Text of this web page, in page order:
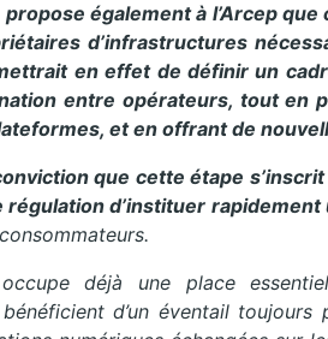
également à l’Arcep
d’infrastructures
en effet de définir un
entre opérateurs, tout en
et en offrant de
que cette étape
régulation d’instituer
déjà une place
d’un éventail